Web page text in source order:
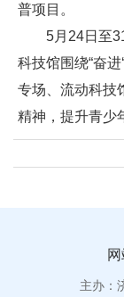
普项目。
5月24日至
科技馆围绕“奋
专场、流动科技
精神，提升青少
主办：